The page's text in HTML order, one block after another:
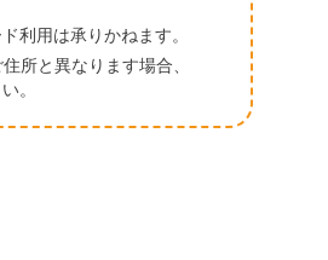
利用は承りかねます。
所と異なります場合、
。